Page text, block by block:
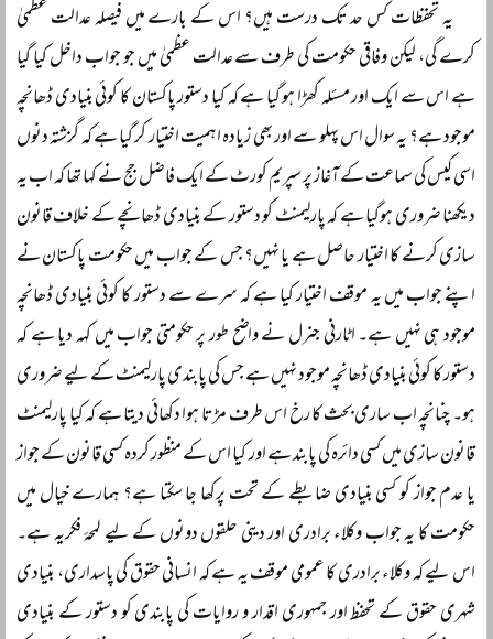
یہ تحفظات کس حد تک درست ہیں؟ اس کے بارے میں فیصلہ عدالت عظمیٰ
کرے گی، لیکن وفاقی حکومت کی طرف سے عدالت عظمیٰ میں جو جواب داخل کیا گیا
ہے اس سے ایک اور مسئلہ کھڑا ہو گیا ہے کہ کیا دستور پاکستان کا کوئی بنیادی ڈھانچہ
موجود ہے؟ یہ سوال اس پہلو سے اور بھی زیادہ اہمیت اختیار کر گیا ہے کہ گزشتہ دنوں
اسی کیس کی سماعت کے آغاز پر سپریم کورٹ کے ایک فاضل جج نے کہا تھا کہ اب یہ
دیکھنا ضروری ہوگیا ہے کہ پارلیمنٹ کو دستور کے بنیادی ڈھانچے کے خلاف قانون
سازی کرنے کا اختیار حاصل ہے یا نہیں؟ جس کے جواب میں حکومت پاکستان نے
اپنے جواب میں یہ موقف اختیار کیا ہے کہ سرے سے دستور کا کوئی بنیادی ڈھانچہ
موجود ہی نہیں ہے۔ اٹارنی جنرل نے واضح طور پر حکومتی جواب میں کہہ دیا ہے کہ
دستور کا کوئی بنیادی ڈھانچہ موجود نہیں ہے جس کی پابندی پارلیمنٹ کے لیے ضروری
ہو۔ چنانچہ اب ساری بحث کا رخ اس طرف مڑتا ہوا دکھائی دیتا ہے کہ کیا پارلیمنٹ
قانون سازی میں کسی دائرہ کی پابند ہے اور کیا اس کے منظور کردہ کسی قانون کے جواز
یا عدم جواز کو کسی بنیادی ضابطے کے تحت پرکھا جا سکتا ہے؟ ہمارے خیال میں
حکومت کا یہ جواب وکلاء برادری اور دینی حلقوں دونوں کے لیے لمحۂ فکریہ ہے۔
اس لیے کہ وکلاء برادری کا عمومی موقف یہ ہے کہ انسانی حقوق کی پاسداری، بنیادی
شہری حقوق کے تحفظ اور جمہوری اقدار و روایات کی پابندی کو دستور کے بنیادی